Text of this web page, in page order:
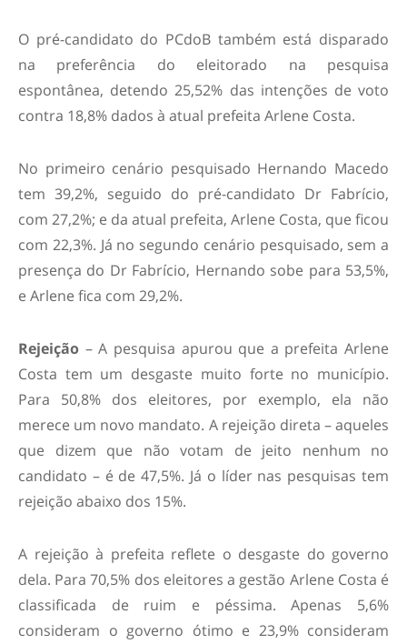
O pré-candidato do PCdoB também está disparado
na preferência do eleitorado na pesquisa
espontânea, detendo 25,52% das intenções de voto
contra 18,8% dados à atual prefeita Arlene Costa.
No primeiro cenário pesquisado Hernando Macedo
tem 39,2%, seguido do pré-candidato Dr Fabrício,
com 27,2%; e da atual prefeita, Arlene Costa, que ficou
com 22,3%. Já no segundo cenário pesquisado, sem a
presença do Dr Fabrício, Hernando sobe para 53,5%,
e Arlene fica com 29,2%.
Rejeição – A pesquisa apurou que a prefeita Arlene
Costa tem um desgaste muito forte no município.
Para 50,8% dos eleitores, por exemplo, ela não
merece um novo mandato. A rejeição direta – aqueles
que dizem que não votam de jeito nenhum no
candidato – é de 47,5%. Já o líder nas pesquisas tem
rejeição abaixo dos 15%.
A rejeição à prefeita reflete o desgaste do governo
dela. Para 70,5% dos eleitores a gestão Arlene Costa é
classificada de ruim e péssima. Apenas 5,6%
consideram o governo ótimo e 23,9% consideram